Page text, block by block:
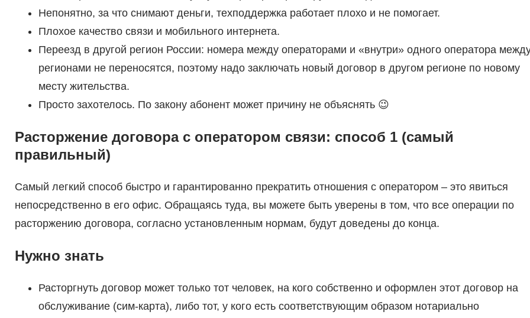
Непонятно, за что снимают деньги, техподдержка работает плохо и не помогает.
Плохое качество связи и мобильного интернета.
Переезд в другой регион России: номера между операторами и «внутри» одного оператора
регионами не переносятся, поэтому надо заключать новый договор в другом регионе по новому
месту жительства.
Просто захотелось. По закону абонент может причину не объяснять 😉
Расторжение договора с оператором связи: способ 1 (самый
правильный)
Самый легкий способ быстро и гарантированно прекратить отношения с оператором – это явиться
непосредственно в его офис. Обращаясь туда, вы можете быть уверены в том, что все операции по
расторжению договора, согласно установленным нормам, будут доведены до конца.
Нужно знать
Расторгнуть договор может только тот человек, на кого собственно и оформлен этот договор на
обслуживание (сим-карта), либо тот, у кого есть соответствующим образом нотариально